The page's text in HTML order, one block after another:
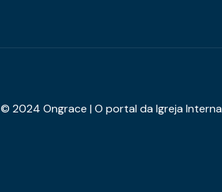
© 2024 Ongrace | O portal da Igreja